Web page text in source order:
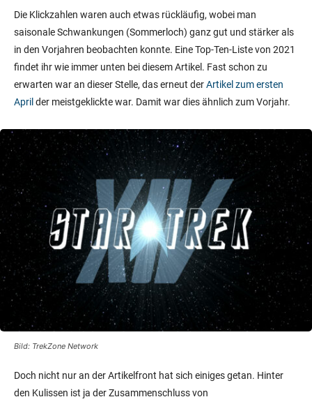
Die Klickzahlen waren auch etwas rückläufig, wobei man
saisonale Schwankungen (Sommerloch) ganz gut und stärker als
in den Vorjahren beobachten konnte. Eine Top-Ten-Liste von 2021
findet ihr wie immer unten bei diesem Artikel. Fast schon zu
erwarten war an dieser Stelle, das erneut derArtikel zum ersten
April der meistgeklickte war. Damit war dies ähnlich zum Vorjahr.
Bild: TrekZone Network
Doch nicht nur an der Artikelfront hat sich einiges getan. Hinter
den Kulissen ist ja der Zusammenschluss von